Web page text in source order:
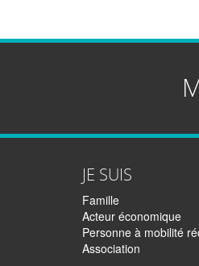
JE SUIS
Famille
Acteur économique
Personne à mobilité
Association